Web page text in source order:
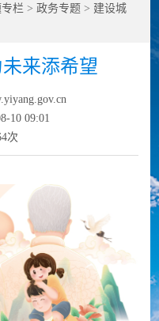
政务服务
政府数据
栏 >政务专题 > 建设城
来添希望
10 09:01
次